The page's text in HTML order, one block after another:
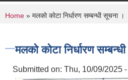
You are here
Home » मलको कोटा निर्धारण सम्बन्धी सूचना ।
मलको कोटा निर्धारण
Submitted on: Thu, 10/09/2025